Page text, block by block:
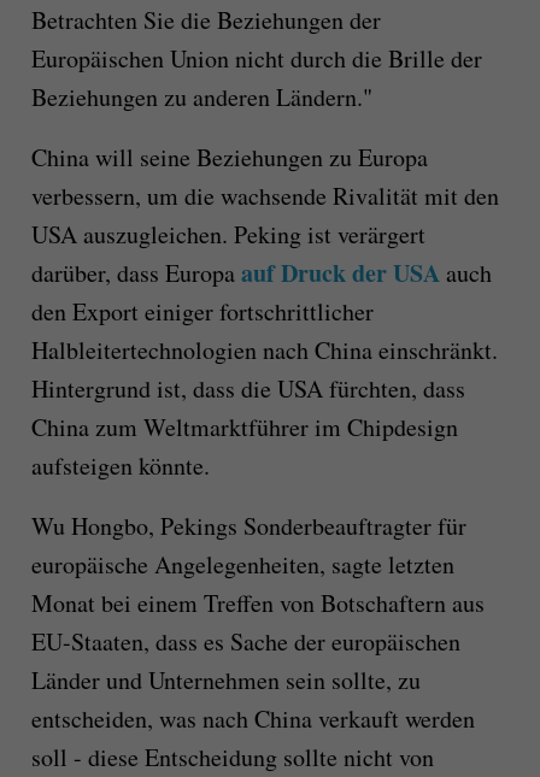
Betrachten Sie die Beziehungen der
Europäischen Union nicht durch die Brille der
Beziehungen zu anderen Ländern."
China will seine Beziehungen zu Europa
verbessern, um die wachsende Rivalität mit den
USA auszugleichen. Peking ist verärgert
darüber, dass Europaauf Druck der USAauch
den Export einiger fortschrittlicher
Halbleitertechnologien nach China einschränkt.
Hintergrund ist, dass die USA fürchten, dass
China zum Weltmarktführer im Chipdesign
aufsteigen könnte.
Wu Hongbo, Pekings Sonderbeauftragter für
europäische Angelegenheiten, sagte letzten
Monat bei einem Treffen von Botschaftern aus
EU-Staaten, dass es Sache der europäischen
Länder und Unternehmen sein sollte, zu
entscheiden, was nach China verkauft werden
soll - diese Entscheidung sollte nicht von